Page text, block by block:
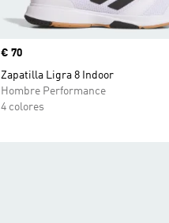
Precio
€ 70
Zapatilla Ligra 8 Indoor
Hombre Performance
4 colores